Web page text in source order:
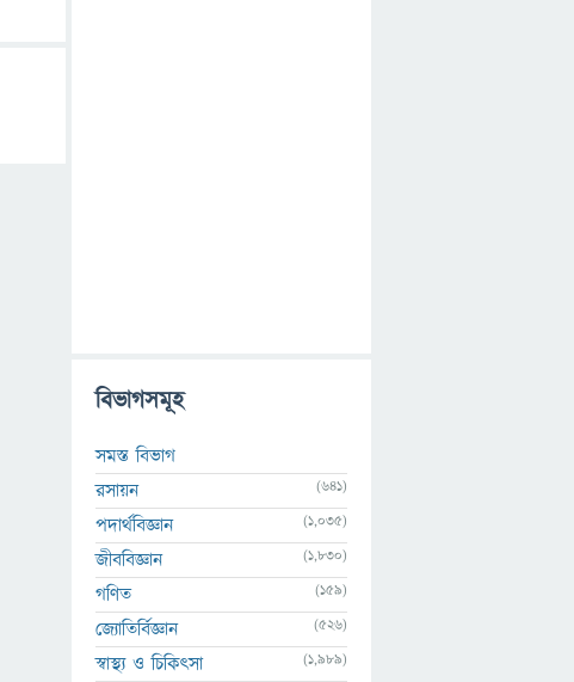
বিভাগসমূহ
সমস্ত বিভাগ
রসায়ন
(641)
পদার্থবিজ্ঞান (1,035)
জীববিজ্ঞান (1,830)
গণিত (159)
জ্যোতির্বিজ্ঞান (526)
স্বাস্থ্য ও চিকিৎসা (1,989)